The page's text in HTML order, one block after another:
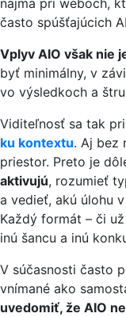
často spúšťajúcich
Vplyv AIO však nie
byť minimálny, v
vo výsledkoch a
Viditeľnosť sa tak
ku kontextu. Aj bez
priestor. Preto je
aktivujú, rozumieť
a vedieť, akú úlohu
Každý formát – či
inú šancu a inú
V súčasnosti často
vnímané ako
uvedomiť, že AIO